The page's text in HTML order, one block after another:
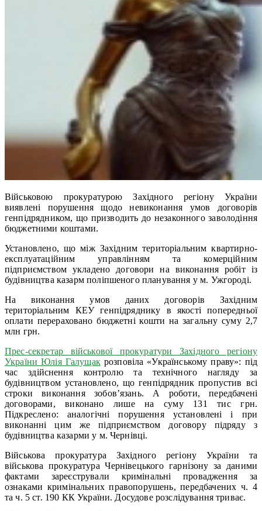
Військовою прокуратурою Західного регіону України
виявлені порушення щодо невиконання умов договорів
генпідрядником, що призводить до незаконного заволодіння
бюджетними коштами.
Установлено, що між Західним територіальним квартирно-
експлуатаційним управлінням та комерційним
підприємством укладено договори на виконання робіт із
будівництва казарм поліпшеного планування у м. Ужгороді.
На виконання умов даних договорів Західним
територіальним КЕУ генпідряднику в якості попередньої
оплати перераховано бюджетні кошти на загальну суму 2,7
млн грн.
Прес-секретар військової прокуратури Західного регіону
України Юлія Галущакрозповіла «Українському праву»: під
час здійснення контролю та технічного нагляду за
будівництвом установлено, що генпідрядник пропустив всі
строки виконання зобов’язань. А роботи, передбачені
договорами, виконано лише на суму 131 тис грн.
Підкреслено: аналогічні порушення установлені і при
виконанні цим же підприємством договору підряду з
будівництва казарми у м. Чернівці.
Військова прокуратура Західного регіону України та
військова прокуратура Чернівецького гарнізону за даними
фактами зареєстрували кримінальні провадження за
ознаками кримінальних правопорушень, передбачених ч. 4
та ч. 5 ст. 190 КК України. Досудове розслідування триває.